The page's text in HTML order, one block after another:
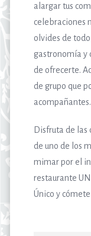
alargar tus
celebraciones
olvides de
gastronomía y
de ofrecerte.
de grupo que
acompañantes.
Disfruta de las
de uno de los
mimar por el
restaurante
Único y